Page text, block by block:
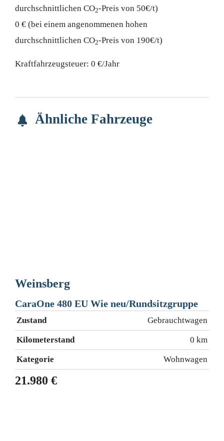
durchschnittlichen CO2-Preis von 50€/t)
0 € (bei einem angenommenen hohen
durchschnittlichen CO2-Preis von 190€/t)
Kraftfahrzeugsteuer: 0 €/Jahr
Ähnliche Fahrzeuge
Weinsberg
CaraOne 480 EU Wie neu/Rundsitzgruppe
Zustand Gebrauchtwagen
Kilometerstand 0 km
Kategorie Wohnwagen
21.980 €